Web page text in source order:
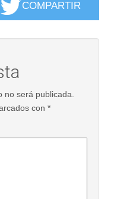
COMPARTIR
será publicada.
con *